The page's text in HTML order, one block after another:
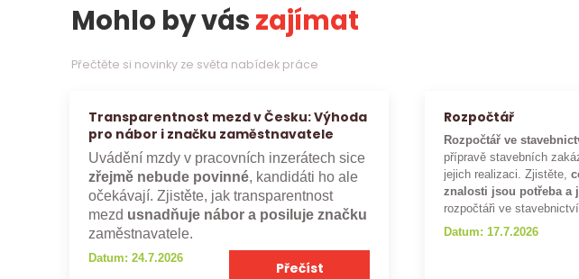
Mohlo by vászajímat
Přečtěte si novinky ze světa nabídek práce
Transparentnost mezd v Česku: Výhoda
pro nábor i značku zaměstnavatele
Uvádění mzdy v pracovních inzerátech sice
zřejmě nebude povinné, kandidáti ho ale
očekávají. Zjistěte, jak transparentnost
mezd usnadňuje nábor a posiluje značku
zaměstnavatele.
Datum: 24.7.2026
Přečíst
Rozpočtář
Rozpočtář ve
přípravě stavebních
jejich realizaci. Zjistěte,
znalosti jsou potřeba a
rozpočtáři ve
Datum: 17.7.2026